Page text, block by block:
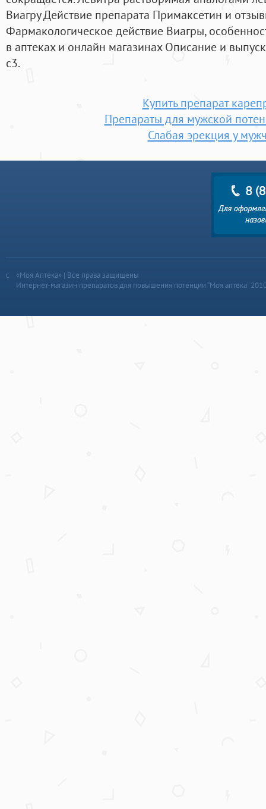
Виагру Действие препарата Примаксетин и
Фармакологическое действие Виагры,
в аптеках и онлайн магазинах Описание и
с3.
Купить препарат
Препараты для мужской
Слабая эрекция у
«Моя Аптека» | Все права защищены
Интернет-магазин препаратов для повышения потенции “Моя аптека”